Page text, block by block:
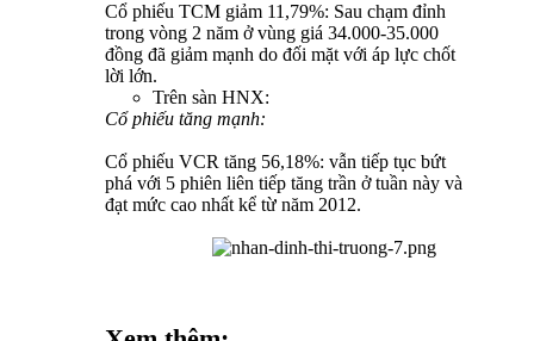
Cổ phiếu TCM giảm 11,79%: Sau chạm đỉnh
trong vòng 2 năm ở vùng giá 34.000-35.000
đồng đã giảm mạnh do đối mặt với áp lực chốt
lời lớn.
Trên sàn HNX:
Cổ phiếu tăng mạnh:
Cổ phiếu VCR tăng 56,18%: vẫn tiếp tục bứt
phá với 5 phiên liên tiếp tăng trần ở tuần này và
đạt mức cao nhất kể từ năm 2012.